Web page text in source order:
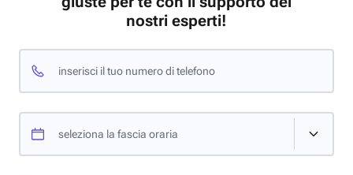
nostri esperti!
inserisci il tuo numero di telefono
seleziona la fascia oraria